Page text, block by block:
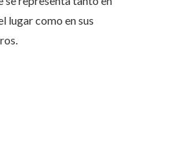
lugar como en sus